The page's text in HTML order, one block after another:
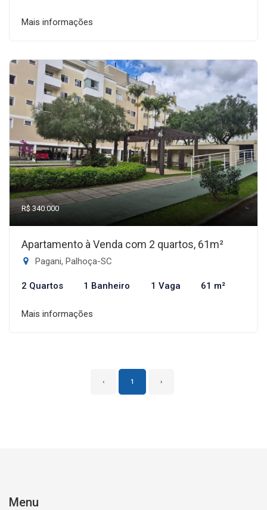
Mais informações
R$ 340.000
Apartamento à Venda com 2 quartos, 61m²
Pagani, Palhoça-SC
2 Quartos 1 Banheiro 1 Vaga 61 m²
Mais informações
‹ 1 ›
Menu